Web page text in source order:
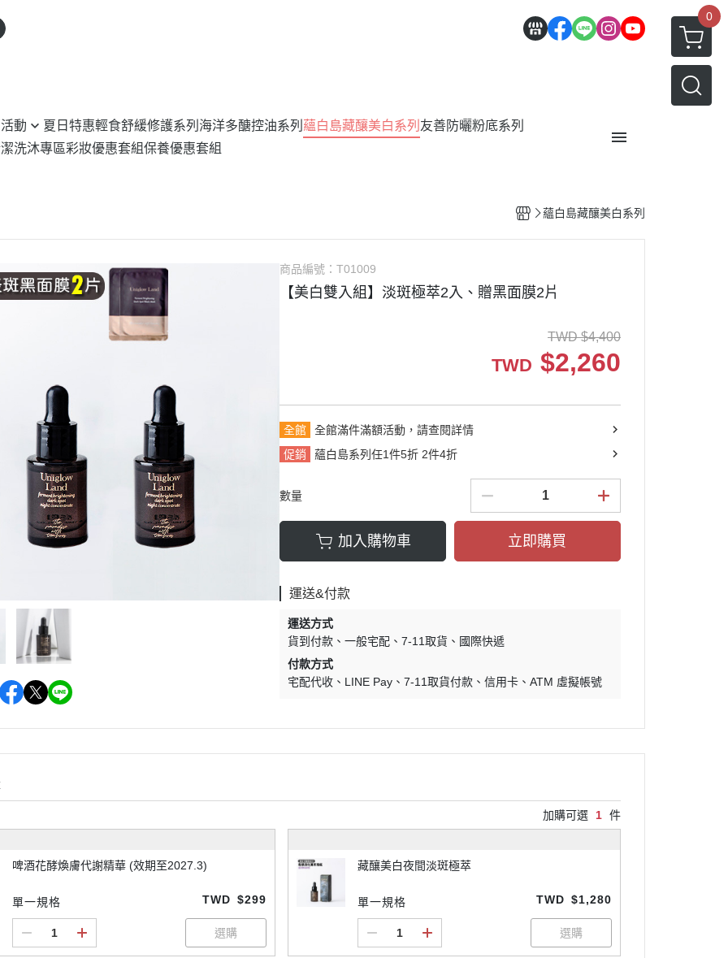
0
動 夏日特惠輕食舒緩修護系列 海洋多醣控油系列 蘊白島藏釀美白系列 友善防曬粉底系列
洗沐專區彩妝優惠套組保養優惠套組
全部商品
部落格Blog
蘊白島藏釀美白系列
商品編號：T01009
【美白雙入組】淡斑極萃2入、贈黑面膜2片
TWD $4,400
TWD $2,260
全館
全館滿件滿額活動，請查閱詳情
促銷
蘊白島系列任1件5折 2件4折
數量
加入購物車 立即購買
運送&付款
運送方式
貨到付款
一般宅配 7-11取貨
國際快遞
付款方式
宅配代收
LINE Pay 7-11取貨付款 信用卡 ATM 虛擬帳號
加購可選 1 件
啤酒花酵煥膚代謝精華 (效期至2027.3)
單一規格 TWD $299
藏釀美白夜間淡斑極萃
單一規格 TWD $1,280